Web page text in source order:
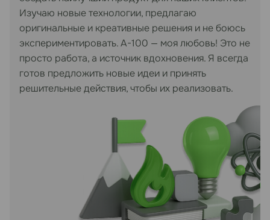
Изучаю новые технологии, предлагаю
оригинальные и креативные решения и не боюсь
экспериментировать. А-100 — моя любовь! Это не
просто работа, а источник вдохновения. Я всегда
готов предложить новые идеи и принять
решительные действия, чтобы их реализовать.